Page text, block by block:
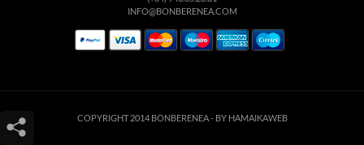
INFO@BONBERENEA.COM
COPYRIGHT 2014 BONBERENEA - BY HAMAIKAWEB